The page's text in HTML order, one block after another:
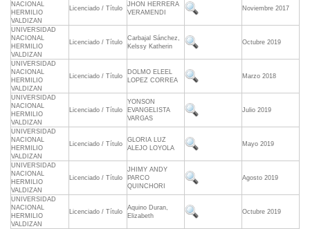
NACIONAL
HERMILIO
VALDIZAN
Licenciado / Título
JHON HERRERA
VERAMENDI
Noviembre 2017
UNIVERSIDAD
NACIONAL
HERMILIO
VALDIZAN
Licenciado / Título
Carbajal Sánchez,
Kelssy Katherin
Octubre 2019
UNIVERSIDAD
NACIONAL
HERMILIO
VALDIZAN
Licenciado / Título
DOLMO ELEEL
LOPEZ CORREA
Marzo 2018
UNIVERSIDAD
NACIONAL
HERMILIO
VALDIZAN
Licenciado / Título
YONSON
EVANGELISTA
VARGAS
Julio 2019
UNIVERSIDAD
NACIONAL
HERMILIO
VALDIZAN
Licenciado / Título
GLORIA LUZ
ALEJO LOYOLA
Mayo 2019
UNIVERSIDAD
NACIONAL
HERMILIO
VALDIZAN
Licenciado / Título
JHIMY ANDY
PARCO
QUINCHORI
Agosto 2019
UNIVERSIDAD
NACIONAL
HERMILIO
VALDIZAN
Licenciado / Título
Aquino Duran,
Elizabeth
Octubre 2019